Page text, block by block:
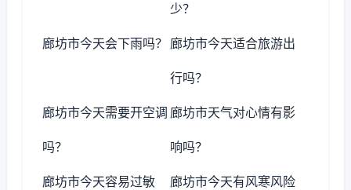
少？
廊坊市今天会下雨吗？ 廊坊市今天适合旅游出
行吗？
廊坊市今天需要开空调
吗？
廊坊市天气对心情有影
响吗？
廊坊市今天容易过敏 廊坊市今天有风寒风险